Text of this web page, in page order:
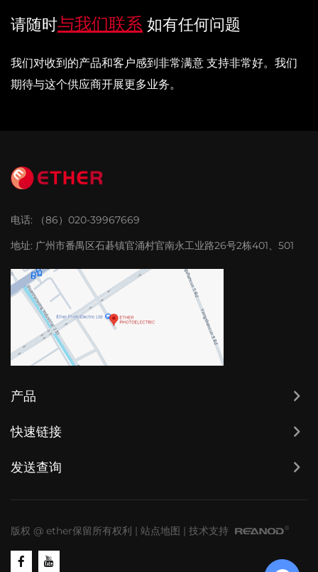
请随时与我们联系 如有任何问题
我们对收到的产品和客户感到非常满意 支持非常好。我们
期待与这个供应商开展更多业务。
电话:
（86）020-39967669
地址: 广州市番禺区石碁镇官涌村官南永工业路26号2栋401、501
产品
快速链接
发送查询
版权 @ ether保留所有权利 | 站点地图 | 技术支持